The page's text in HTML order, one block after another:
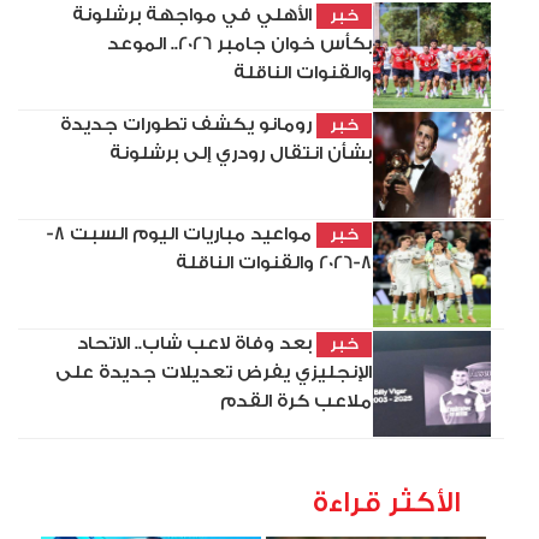
خبر
الأهلي في مواجهة برشلونة
بكأس خوان جامبر 2026.. الموعد
والقنوات الناقلة
خبر
رومانو يكشف تطورات جديدة
بشأن انتقال رودري إلى برشلونة
خبر
مواعيد مباريات اليوم السبت 8-
8-2026 والقنوات الناقلة
خبر
بعد وفاة لاعب شاب.. الاتحاد
الإنجليزي يفرض تعديلات جديدة على
ملاعب كرة القدم
الأكثر قراءة